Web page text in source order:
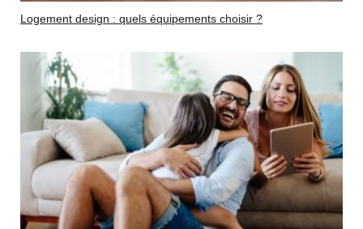
Logement design : quels équipements choisir ?